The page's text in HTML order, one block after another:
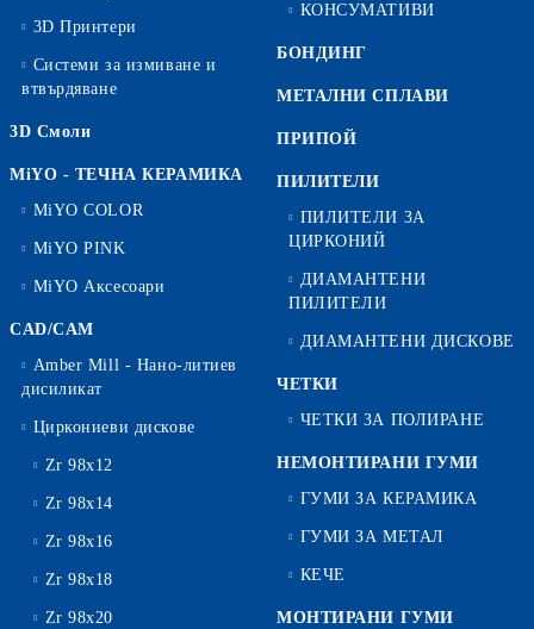
3D Принтери
Системи за измиване и
втвърдяване
3D Смоли
MiYO - ТЕЧНА КЕРАМИКА
MiYO COLOR
MiYO PINK
MiYO Аксесоари
CAD/CAM
Amber Mill - Нано-литиев
дисиликат
Циркониеви дискове
Zr 98x12
Zr 98x14
Zr 98x16
Zr 98x18
Zr 98x20
КОНСУМАТИВИ
БОНДИНГ
МЕТАЛНИ СПЛАВИ
ПРИПОЙ
ПИЛИТЕЛИ
ПИЛИТЕЛИ ЗА
ЦИРКОНИЙ
ДИАМАНТЕНИ
ПИЛИТЕЛИ
ДИАМАНТЕНИ ДИСКОВЕ
ЧЕТКИ
ЧЕТКИ ЗА ПОЛИРАНЕ
НЕМОНТИРАНИ ГУМИ
ГУМИ ЗА КЕРАМИКА
ГУМИ ЗА МЕТАЛ
КЕЧЕ
МОНТИРАНИ ГУМИ